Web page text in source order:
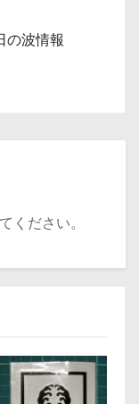
波情報
ください。